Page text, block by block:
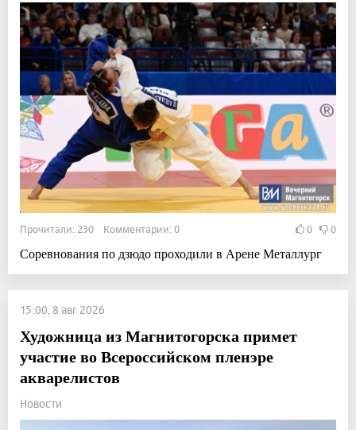
Прочитали: 230 Комментарии: 0 0 0
Соревнования по дзюдо проходили в Арене Металлург
15:00, 8 авг 2026
Художница из Магнитогорска примет
участие во Всероссийском пленэре
акварелистов
Новости